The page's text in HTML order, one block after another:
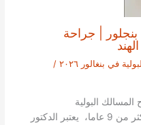
| جراحة
في بنغالور ٢٠٢٦
/
البولية
والبروستات في بنغالور. مع خبرة أكثر من 9 عاما، يعتبر الدكتور